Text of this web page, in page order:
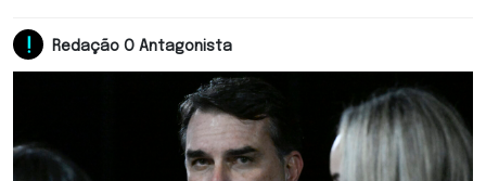
Redação O Antagonista